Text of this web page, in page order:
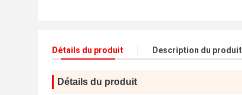
Détails du produit Description du produit
Détails du produit